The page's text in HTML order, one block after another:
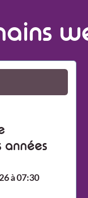
années
à 07:30